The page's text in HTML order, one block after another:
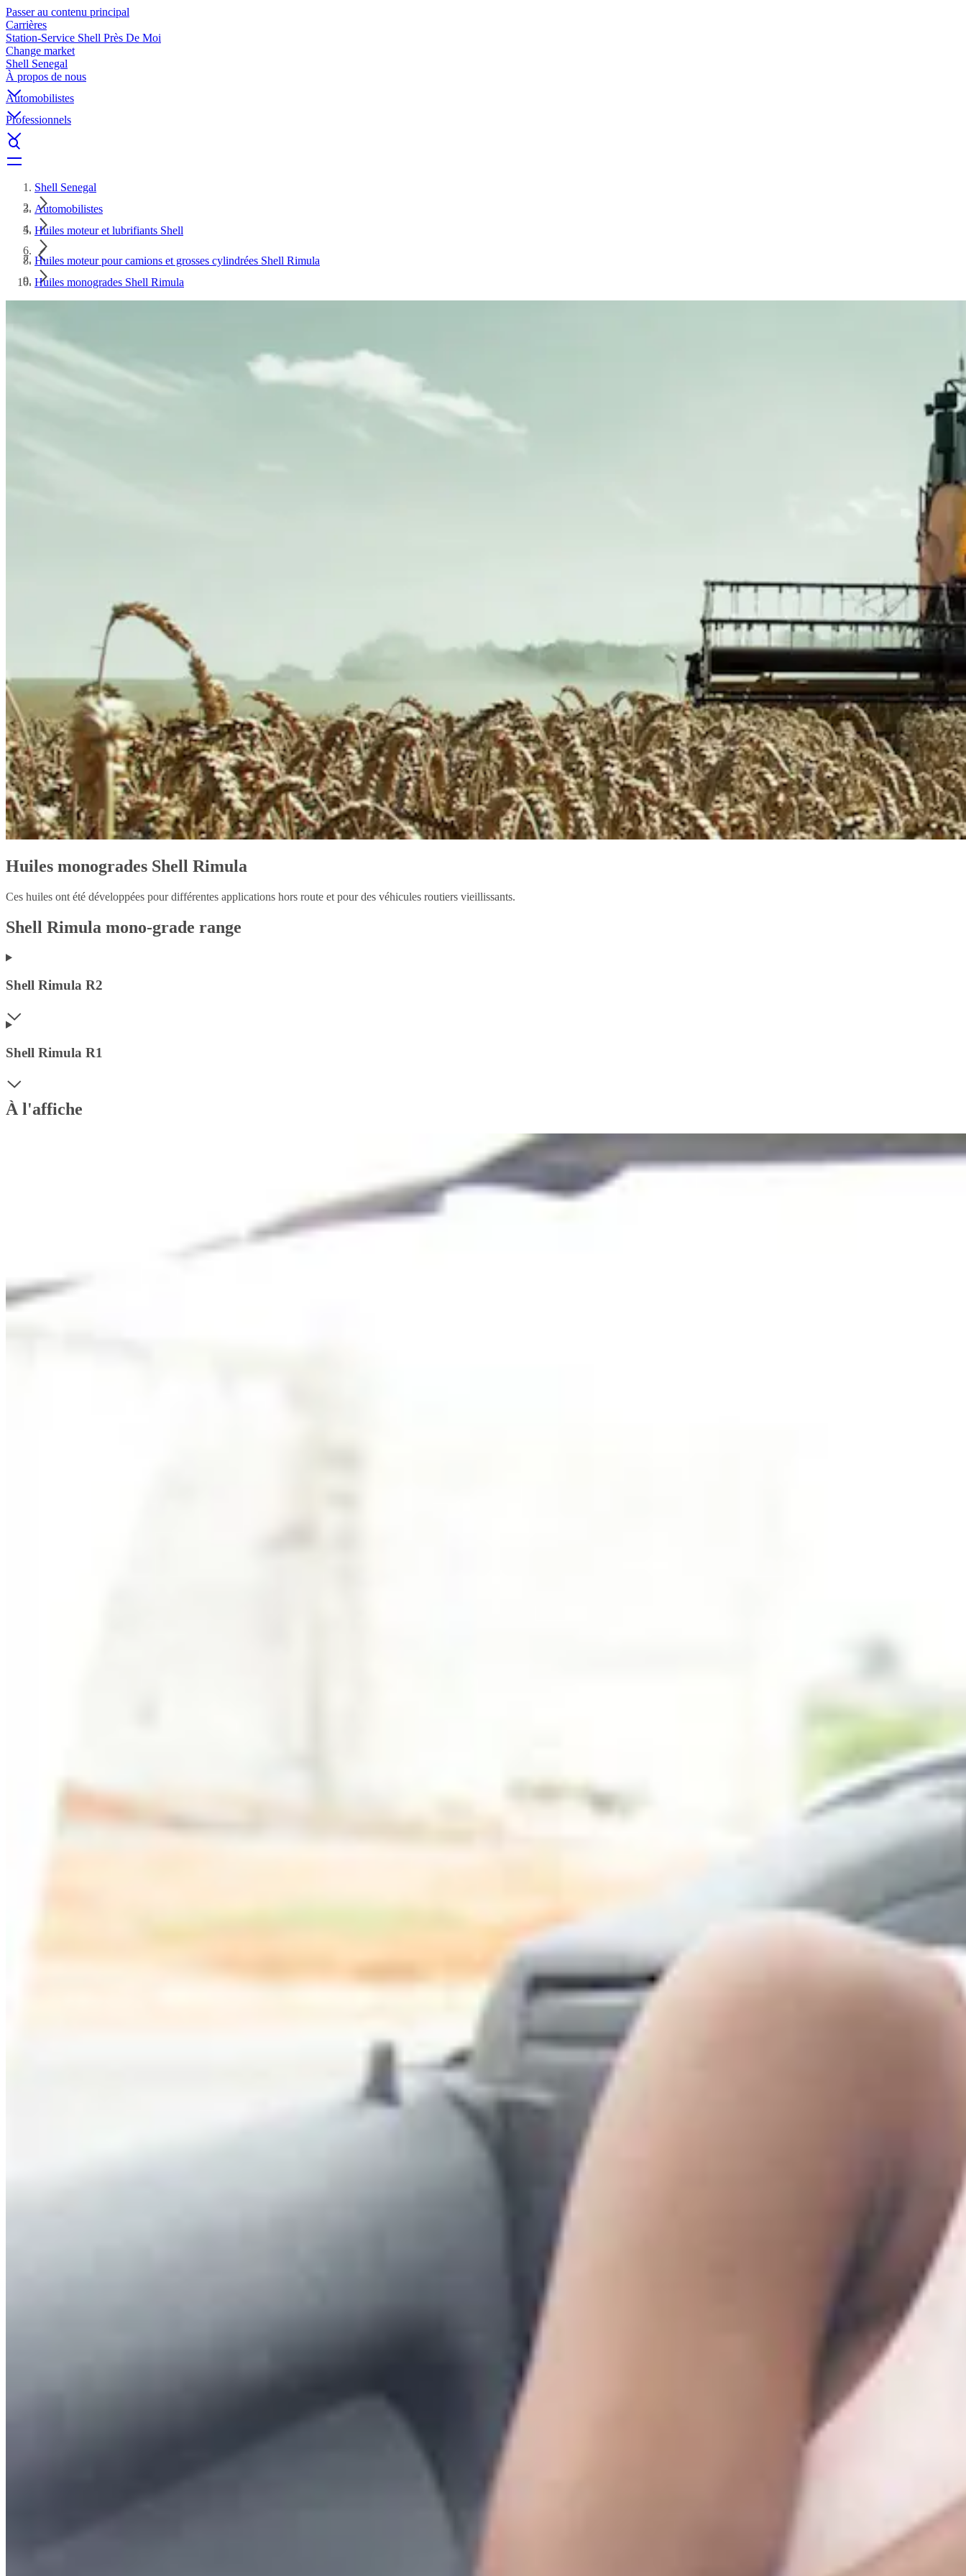
Passer au contenu principal
Carrières
Station-Service Shell Près De Moi
Change market
Shell Senegal
À propos de nous
Automobilistes
Professionnels
Shell Senegal
Automobilistes
Huiles moteur et lubrifiants Shell
Huiles moteur pour camions et grosses cylindrées Shell Rimula
Huiles monogrades Shell Rimula
Huiles monogrades Shell Rimula
Ces huiles ont été développées pour différentes applications hors route et pour des véhicules routiers vieillissants.
Shell Rimula mono-grade range
Shell Rimula R2
Shell Rimula R1
À l'affiche